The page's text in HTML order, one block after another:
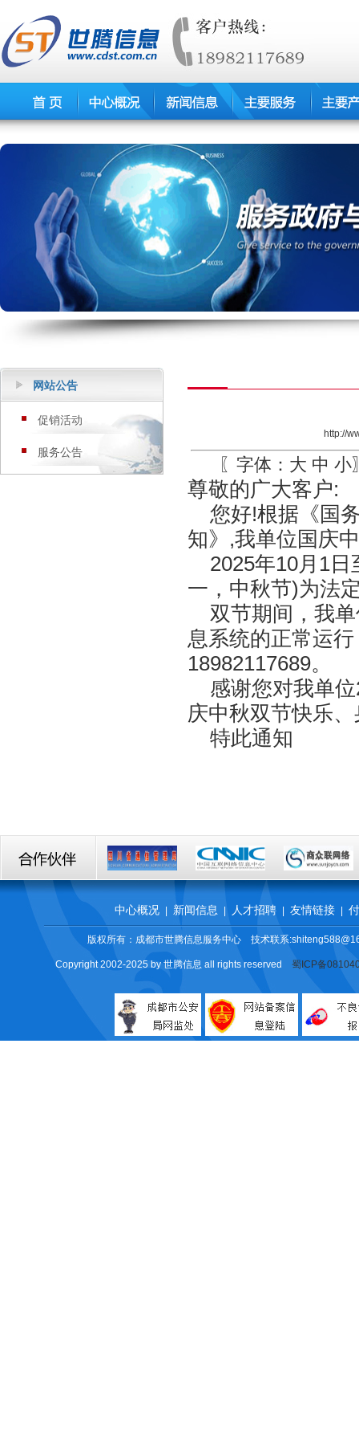
网站公告
促销活动
服务公告
http://
〖字体： 大 中 小
尊敬的广大客户:
您好!根据《国
知》,我单位国庆
2025年10月1日
一，中秋节)为法
双节期间，我单
息系统的正常运
18982117689。
感谢您对我单位
庆中秋双节快乐
特此通知
中心概况 新闻信息 人才招聘 友情链接
版权所有：成都市世腾信息服务中心 技术联系
Copyright 2002-2025 by 世腾信息 all rights reserved 蜀ICP备